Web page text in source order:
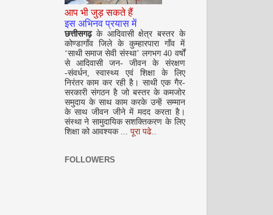
सितम्बर 2008
अक्टूबर 2008
आप भी जुड़ सकते हैं
इस अभिनव प्रयास में
छत्तीसगढ़के आदिवासी क्षेत्र बस्तर के
कोण्डागाँव जिले के कुम्हारपारा गाँव में
‘साथी समाज सेवी संस्था’ लगभग 40 वर्षों
से आदिवासी जन- जीवन के संरक्षण
-संवर्धन, स्वास्थ्य एवं शिक्षा के लिए
निरंतर काम कर रही है। साथी एक गैर-
सरकारी संगठन है जो बस्तर के कमजोर
समुदाय के साथ काम करके उन्हें सम्मान
के साथ जीवन जीने में मदद करता है।
संस्था ने सामुदायिक सशक्तिकरण के लिए
शिक्षा को आवश्यक ... पूरा पढे..
FOLLOWERS